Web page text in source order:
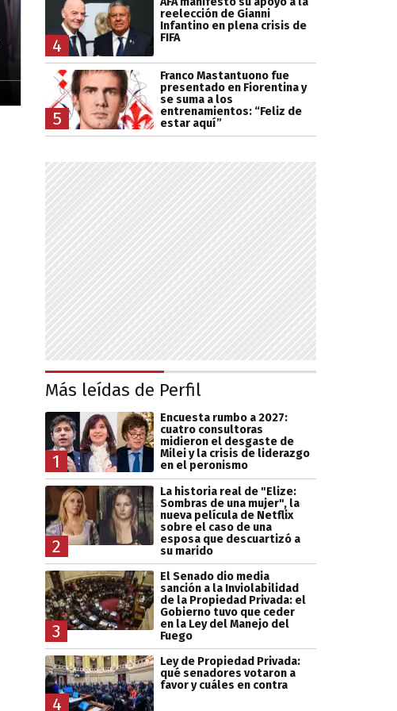
4
reelección de Gianni
Infantino en plena crisis de
FIFA
5
Franco Mastantuono fue
presentado en Fiorentina y
se suma a los
entrenamientos: “Feliz de
estar aquí”
Más leídas de Perfil
1
Encuesta rumbo a 2027:
cuatro consultoras
midieron el desgaste de
Milei y la crisis de liderazgo
en el peronismo
2
La historia real de "Elize:
Sombras de una mujer", la
nueva película de Netflix
sobre el caso de una
esposa que descuartizó a
su marido
3
El Senado dio media
sanción a la Inviolabilidad
de la Propiedad Privada: el
Gobierno tuvo que ceder
en la Ley del Manejo del
Fuego
4
Ley de Propiedad Privada:
qué senadores votaron a
favor y cuáles en contra